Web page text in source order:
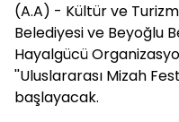
(A.A) - Kültür ve
Belediyesi ve Beyoğlu
Hayalgücü
''Uluslararası Mizah
başlayacak.